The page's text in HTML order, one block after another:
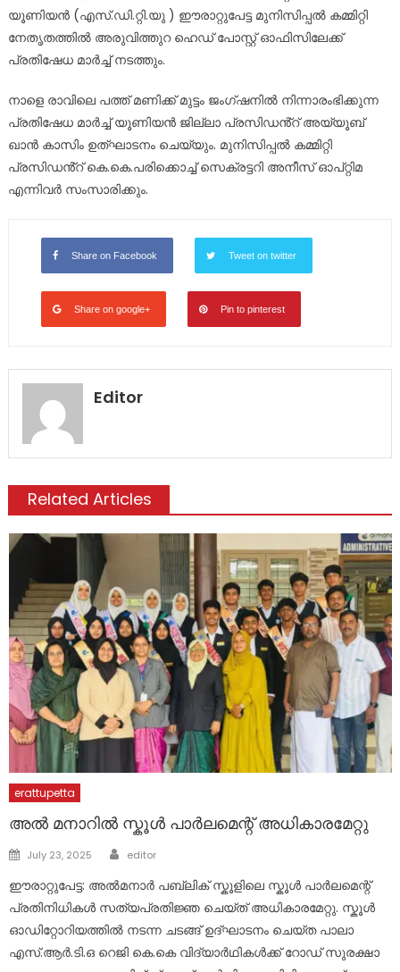
യൂണിയൻ (എസ്.ഡി.റ്റി.യു ) ഈരാറ്റുപേട്ട മുനിസിപ്പൽ കമ്മിറ്റി
നേതൃതത്തിൽ അരുവിത്തുറ ഹെഡ് പോസ്റ്റ് ഓഫിസിലേക്ക്
പ്രതിഷേധ മാർച്ച് നടത്തും.
നാളെ രാവിലെ പത്ത് മണിക്ക് മുട്ടം ജംഗ്ഷനിൽ നിന്നാരംഭിക്കുന്ന
പ്രതിഷേധ മാർച്ച് യൂണിയൻ ജില്ലാ പ്രസിഡൻ്റ് അയ്യൂബ്
ഖാൻ കാസിം ഉത്ഘാടനം ചെയ്യും. മുനിസിപ്പൽ കമ്മിറ്റി
പ്രസിഡൻ്റ് കെ.കെ.പരിക്കൊച്ച് സെക്രട്ടറി അനീസ് ഓപ്റ്റിമ
എന്നിവർ സംസാരിക്കും.
Share on Facebook Tweet on twitter
Share on google+ Pin to pinterest
Editor
Related Articles
erattupetta
അൽ മനാറിൽ സ്കൂൾ പാർലമെന്റ് അധികാരമേറ്റു
Posted
July 23, 2025 Author
editor
ഈരാറ്റുപേട്ട: അൽമനാർ പബ്ലിക് സ്കൂളിലെ സ്കൂൾ പാർലമെന്റ്
പ്രതിനിധികൾ സത്യപ്രതിജ്ഞ ചെയ്ത് അധികാരമേറ്റു. സ്കൂൾ
ഓഡിറ്റോറിയത്തിൽ നടന്ന ചടങ്ങ് ഉദ്ഘാടനം ചെയ്ത പാലാ
എസ്.ആർ.ടി.ഒ റെജി കെ.കെ വിദ്യാർഥികൾക്ക് റോഡ് സുരക്ഷാ